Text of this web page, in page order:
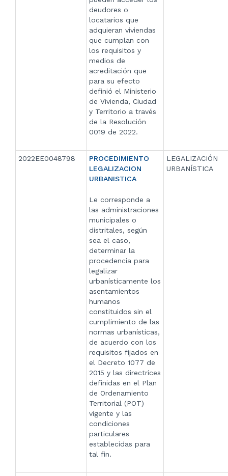
deudores o
locatarios que
adquieran viviendas
que cumplan con
los requisitos y
medios de
acreditación que
para su efecto
definió el Ministerio
de Vivienda, Ciudad
y Territorio a través
de la Resolución
0019 de 2022.
2022EE0048798
PROCEDIMIENTO
LEGALIZACION
URBANISTICA
Le corresponde a
las administraciones
municipales o
distritales, según
sea el caso,
determinar la
procedencia para
legalizar
urbanísticamente los
asentamientos
humanos
constituidos sin el
cumplimiento de las
normas urbanísticas,
de acuerdo con los
requisitos fijados en
el Decreto 1077 de
2015 y las directrices
definidas en el Plan
de Ordenamiento
Territorial (POT)
vigente y las
condiciones
particulares
establecidas para
tal fin.
LEGALIZACIÓN
URBANÍSTICA